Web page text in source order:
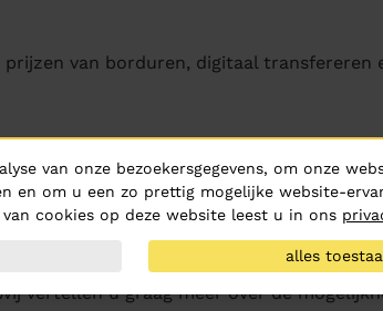
van borduren, digitaal transfereren
over onze bewerkingen
transfereren of zeefdrukken van
vertellen u graag meer over de
van onze bezoekersgegevens, om onze
en om u een zo prettig mogelijke website-
cookies op deze website leest u in ons
alles